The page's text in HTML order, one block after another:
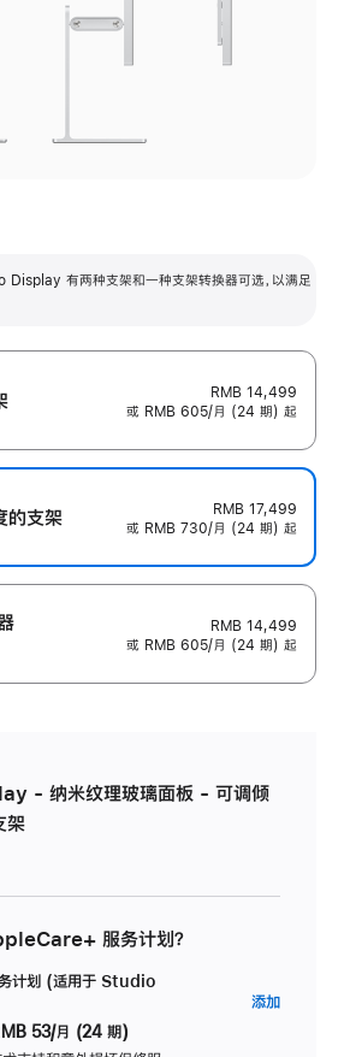
Display 有两种支架和一种支架转换器可选，以满足
RMB 14,499
或 RMB 605/月 (24 期) 起
的支‍架
RMB 17,499
或 RMB 730/月 (24 期) 起
RMB 14,499
或 RMB 605/月 (24 期) 起
- 纳米纹理玻璃面板 - 可调倾
架
服务计划？
计划 (适用于 Studio
53/月 (24 期)
添加